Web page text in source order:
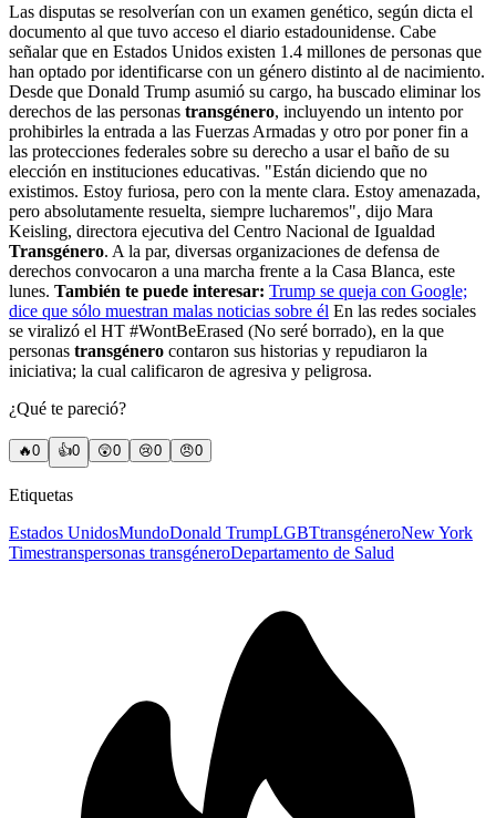
Las disputas se resolverían con un examen genético, según dicta el
documento al que tuvo acceso el diario estadounidense. Cabe
señalar que en Estados Unidos existen 1.4 millones de personas que
han optado por identificarse con un género distinto al de nacimiento.
Desde que Donald Trump asumió su cargo, ha buscado eliminar los
derechos de las personas transgénero, incluyendo un intento por
prohibirles la entrada a las Fuerzas Armadas y otro por poner fin a
las protecciones federales sobre su derecho a usar el baño de su
elección en instituciones educativas. "Están diciendo que no
existimos. Estoy furiosa, pero con la mente clara. Estoy amenazada,
pero absolutamente resuelta, siempre lucharemos", dijo Mara
Keisling, directora ejecutiva del Centro Nacional de Igualdad
Transgénero. A la par, diversas organizaciones de defensa de
derechos convocaron a una marcha frente a la Casa Blanca, este
lunes. También te puede interesar: Trump se queja con Google;
dice que sólo muestran malas noticias sobre él En las redes sociales
se viralizó el HT #WontBeErased (No seré borrado), en la que
personas transgénero contaron sus historias y repudiaron la
iniciativa; la cual calificaron de agresiva y peligrosa.
¿Qué te pareció?
🔥0 👍0 😲0 😢0 😠0
Etiquetas
Estados UnidosMundoDonald TrumpLGBTtransgéneroNew York
Timestranspersonas transgéneroDepartamento de Salud